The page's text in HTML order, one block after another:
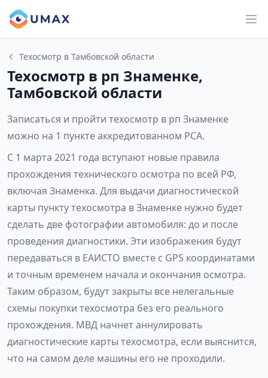
Техосмотр в Тамбовской области
Техосмотр в рп Знаменке,
Тамбовской области
Записаться и пройти техосмотр в рп Знаменке
можно на 1 пункте аккредитованном РСА.
С 1 марта 2021 года вступают новые правила
прохождения технического осмотра по всей РФ,
включая Знаменка. Для выдачи диагностической
карты пункту техосмотра в Знаменке нужно будет
сделать две фотографии автомобиля: до и после
проведения диагностики. Эти изображения будут
передаваться в ЕАИСТО вместе с GPS координатами
и точным временем начала и окончания осмотра.
Таким образом, будут закрыты все нелегальные
схемы покупки техосмотра без его реального
прохождения. МВД начнет аннулировать
диагностические карты техосмотра, если выяснится,
что на самом деле машины его не проходили.